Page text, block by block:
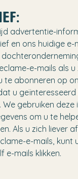
advertentie-
en ons huidige e-
e-mails als
te abonneren op
u geïnteresseerd
We gebruiken
om u te
Als u zich liever
e-mails, kunt
e-mails klikken.